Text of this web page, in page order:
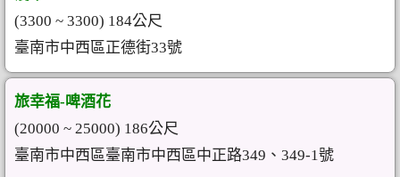
(3300 ~ 3300) 184公尺
臺南市中西區正德街33號
旅幸福-啤酒花
(20000 ~ 25000) 186公尺
臺南市中西區臺南市中西區中正路349、349-1號